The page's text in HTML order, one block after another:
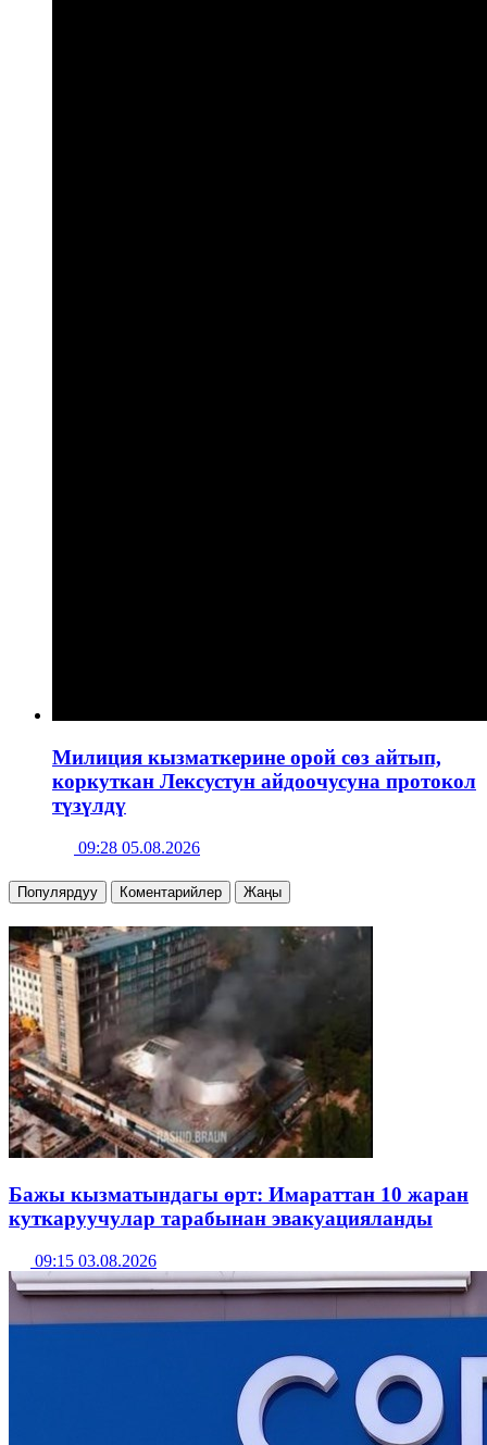
Милиция кызматкерине орой сөз айтып,
коркуткан Лексустун айдоочусуна протокол
түзүлдү
09:28 05.08.2026
Популярдуу Коментарийлер Жаңы
Бажы кызматындагы өрт: Имараттан 10 жаран
куткаруучулар тарабынан эвакуацияланды
09:15 03.08.2026